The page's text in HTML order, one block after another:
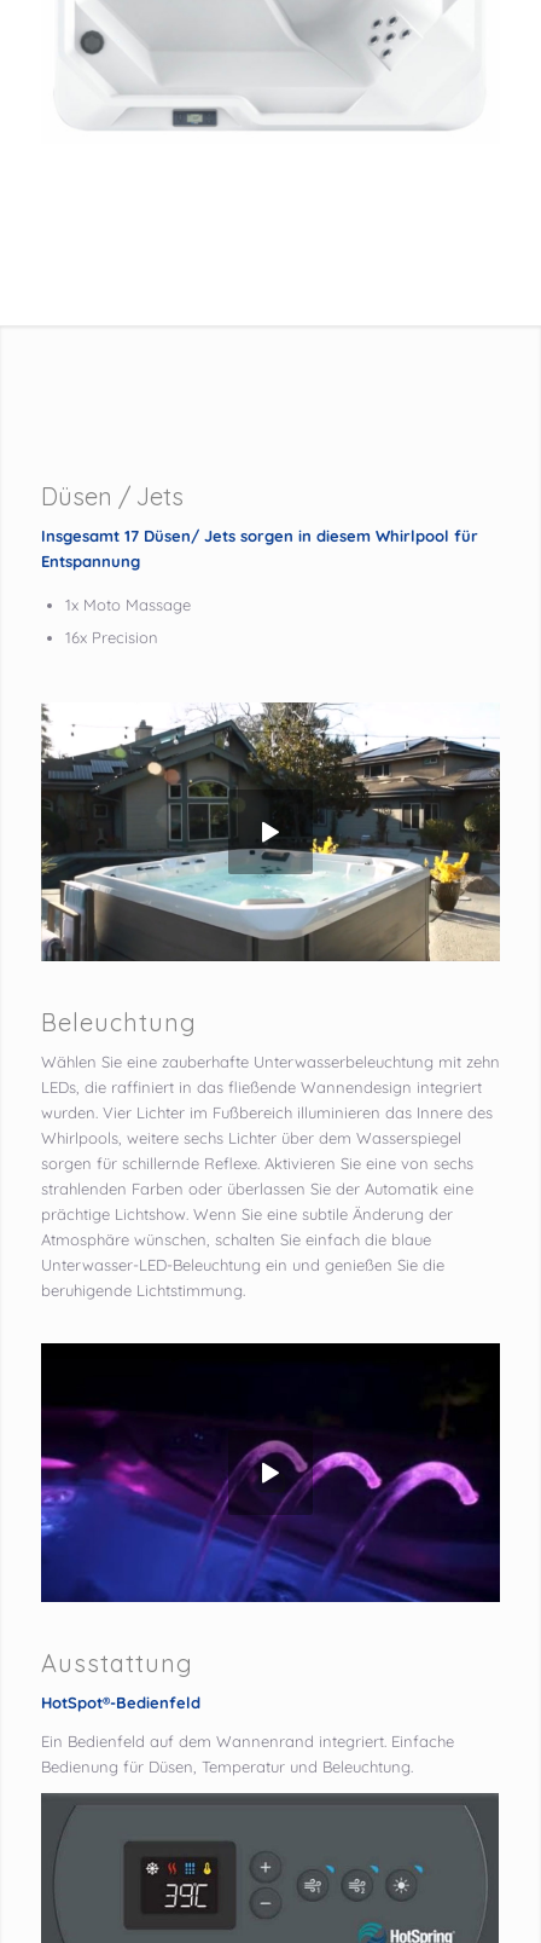
Düsen / Jets
Insgesamt 17 Düsen/ Jets sorgen in diesem Whirlpool für
Entspannung
1x Moto Massage
16x Precision
Beleuchtung
Wählen Sie eine zauberhafte Unterwasserbeleuchtung mit zehn
LEDs, die raffiniert in das fließende Wannendesign integriert
wurden. Vier Lichter im Fußbereich illuminieren das Innere des
Whirlpools, weitere sechs Lichter über dem Wasserspiegel
sorgen für schillernde Reflexe. Aktivieren Sie eine von sechs
strahlenden Farben oder überlassen Sie der Automatik eine
prächtige Lichtshow. Wenn Sie eine subtile Änderung der
Atmosphäre wünschen, schalten Sie einfach die blaue
Unterwasser-LED-Beleuchtung ein und genießen Sie die
beruhigende Lichtstimmung.
Ausstattung
HotSpot®-Bedienfeld
Ein Bedienfeld auf dem Wannenrand integriert. Einfache
Bedienung für Düsen, Temperatur und Beleuchtung.